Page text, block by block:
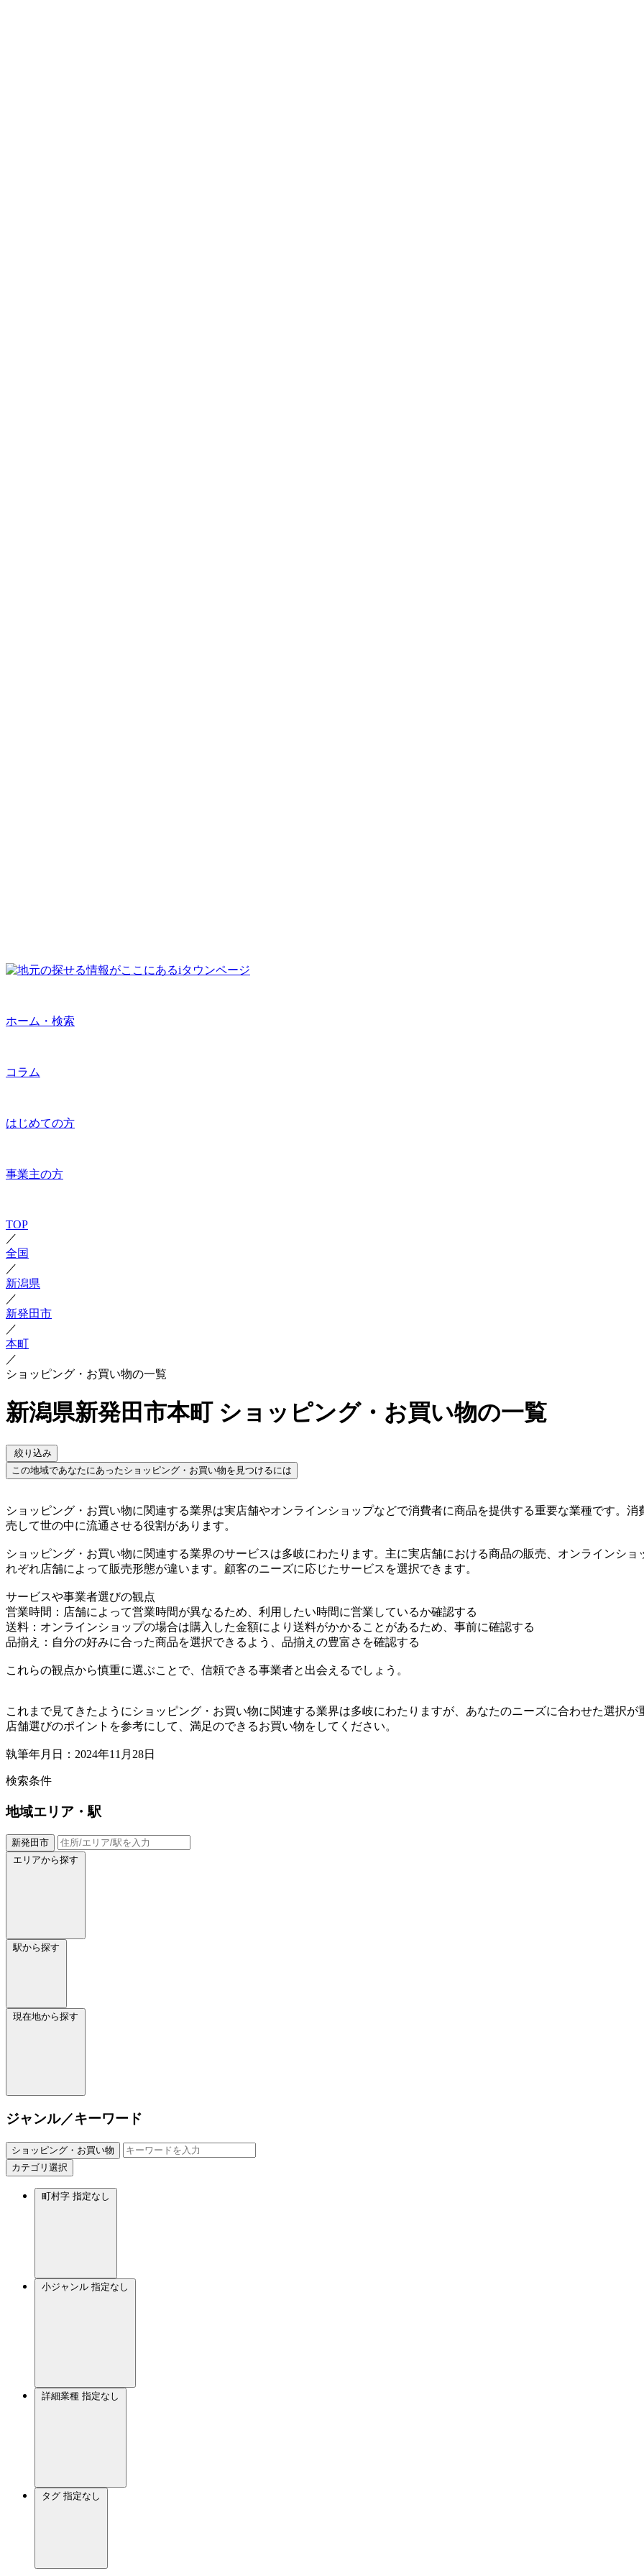
ホーム・検索
コラム
はじめての方
事業主の方
TOP
／
全国
／
新潟県
／
新発田市
／
本町
／
ショッピング・お買い物の一覧
新潟県新発田市本町 ショッピング・お買い物の一覧
絞り込み
この地域であなたにあったショッピング・お買い物を見つけるには
ショッピング・お買い物に関連する業界は実店舗やオンラインショップなどで消費者に商品を提供する重要な業種です。
売して世の中に流通させる役割があります。
ショッピング・お買い物に関連する業界のサービスは多岐にわたります。主に実店舗における商品の販売、オンラインシ
れぞれ店舗によって販売形態が違います。顧客のニーズに応じたサービスを選択できます。
サービスや事業者選びの観点
営業時間：店舗によって営業時間が異なるため、利用したい時間に営業しているか確認する
送料：オンラインショップの場合は購入した金額により送料がかかることがあるため、事前に確認する
品揃え：自分の好みに合った商品を選択できるよう、品揃えの豊富さを確認する
これらの観点から慎重に選ぶことで、信頼できる事業者と出会えるでしょう。
これまで見てきたようにショッピング・お買い物に関連する業界は多岐にわたりますが、あなたのニーズに合わせた選択が
店舗選びのポイントを参考にして、満足のできるお買い物をしてください。
執筆年月日：2024年11月28日
検索条件
地域エリア・駅
新発田市
エリアから探す
駅から探す
現在地から探す
ジャンル／キーワード
ショッピング・お買い物
カテゴリ選択
町村字 指定なし
小ジャンル 指定なし
詳細業種 指定なし
タグ 指定なし